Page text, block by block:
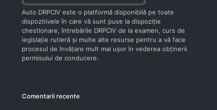
Auto DRPCIV este o platformă disponibilă pe toate
dispozitivele în care vă sunt puse la dispoziţie
chestionare, întrebările DRPCIV de la examen, curs de
legislaţie rutieră şi multe alte resurse pentru a vă face
procesul de învăţare mult mai uşor în vederea obţinerii
permisului de conducere.
Comentarii recente